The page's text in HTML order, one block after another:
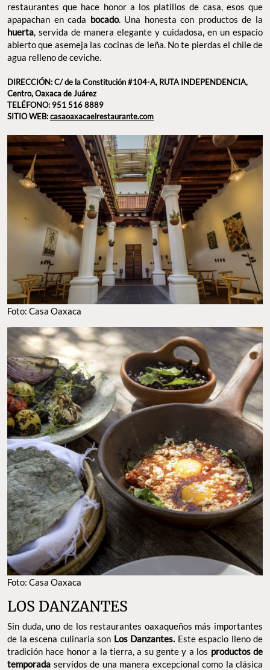
restaurantes que hace honor a los platillos de casa, esos que
apapachan en cada bocado. Una honesta con productos de la
huerta, servida de manera elegante y cuidadosa, en un espacio
abierto que asemeja las cocinas de leña. No te pierdas el chile de
agua relleno de ceviche.
DIRECCIÓN: C/ de la Constitución #104-A, RUTA INDEPENDENCIA,
Centro, Oaxaca de Juárez
TELÉFONO: 951 516 8889
SITIO WEB:casaoaxacaelrestaurante.com
Foto: Casa Oaxaca
Foto: Casa Oaxaca
LOS DANZANTES
Sin duda, uno de los restaurantes oaxaqueños más importantes
de la escena culinaria son Los Danzantes. Este espacio lleno de
tradición hace honor a la tierra, a su gente y a los productos de
temporada servidos de una manera excepcional como la clásica